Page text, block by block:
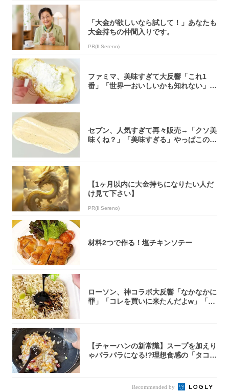
「大金が欲しいなら試して！」あなたも
大金持ちの仲間入りです。
PR(Il Sereno)
ファミマ、美味すぎて大反響「これ1
番」「世界一おいしいかも知れない」
セブン、人気すぎて再々販売→「クソ美
味くね？」「美味すぎる」やっぱこのク
【1ヶ月以内に大金持ちになりたい人だ
け見て下さい】
PR(Il Sereno)
材料2つで作る！塩チキンソテー
ローソン、神コラボ大反響「なかなかに
罪」「コレを買いに来たんだよw」「３
【チャーハンの新常識】スープを加えり
ゃパラパラになる!?理想食感の「タコチ
Recommended by